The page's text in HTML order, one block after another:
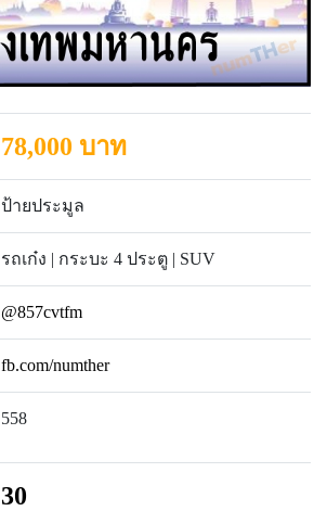
78,000 บาท
ป้ายประมูล
รถเก๋ง | กระบะ 4 ประตู | SUV
@857cvtfm
fb.com/numther
558
30